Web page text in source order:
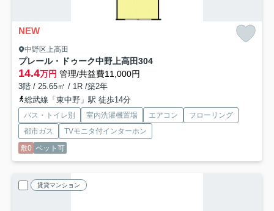
NEW
中野区上高田
プレール・ドゥーク中野上高田304
14.4万円 管理/共益費11,000円
3階 / 25.65㎡ / 1R /築2年
総武線「東中野」駅 徒歩14分
バス・トイレ別 室内洗濯機置場 エアコン
フローリング
都市ガス
TVモニタ付インターホン
敷0 ペット可
賃貸マンション